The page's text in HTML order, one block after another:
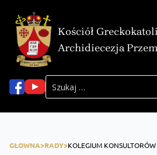
Kościół
Archidiecezja
GŁOWNA>RADY>KOLEGIUM KONSULTORÓW